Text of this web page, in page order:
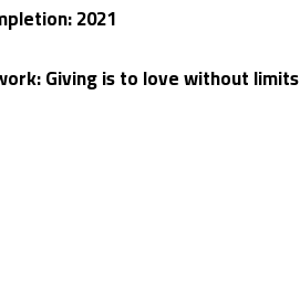
2021
Giving is to love without limits